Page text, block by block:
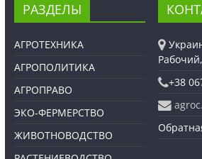
РАЗДЕЛЫ
АГРОТЕХНИКА
АГРОПОЛИТИКА
АГРОПРАВО
ЭКО-ФЕРМЕРСТВО
ЖИВОТНОВОДСТВО
+38